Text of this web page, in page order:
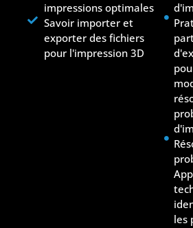
impressions optimales
Savoir importer et
exporter des fichiers
pour l'impression 3D
les